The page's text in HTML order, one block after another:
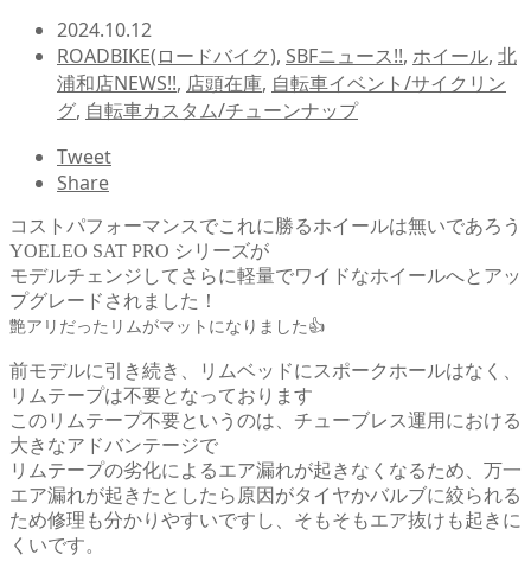
2024.10.12
ROADBIKE(ロードバイク), SBFニュース!!, ホイール, 北
浦和店NEWS!!, 店頭在庫, 自転車イベント/サイクリン
グ, 自転車カスタム/チューンナップ
Tweet
Share
コストパフォーマンスでこれに勝るホイールは無いであろう
YOELEO SAT PRO シリーズが
モデルチェンジしてさらに軽量でワイドなホイールへとアッ
プグレードされました！
艶アリだったリムがマットになりました👍
前モデルに引き続き、リムベッドにスポークホールはなく、
リムテープは不要となっております
このリムテープ不要というのは、チューブレス運用における
大きなアドバンテージで
リムテープの劣化によるエア漏れが起きなくなるため、万一
エア漏れが起きたとしたら原因がタイヤかバルブに絞られる
ため修理も分かりやすいですし、そもそもエア抜けも起きに
くいです。